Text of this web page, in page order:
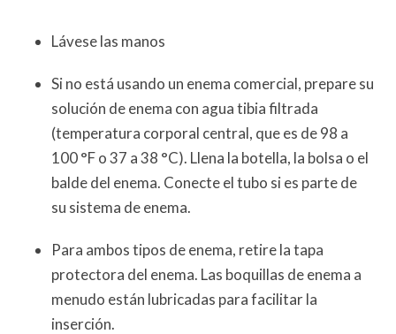
Lávese las manos
Si no está usando un enema comercial, prepare su
solución de enema con agua tibia filtrada
(temperatura corporal central, que es de 98 a
100 °F o 37 a 38 °C). Llena la botella, la bolsa o el
balde del enema. Conecte el tubo si es parte de
su sistema de enema.
Para ambos tipos de enema, retire la tapa
protectora del enema. Las boquillas de enema a
menudo están lubricadas para facilitar la
inserción.